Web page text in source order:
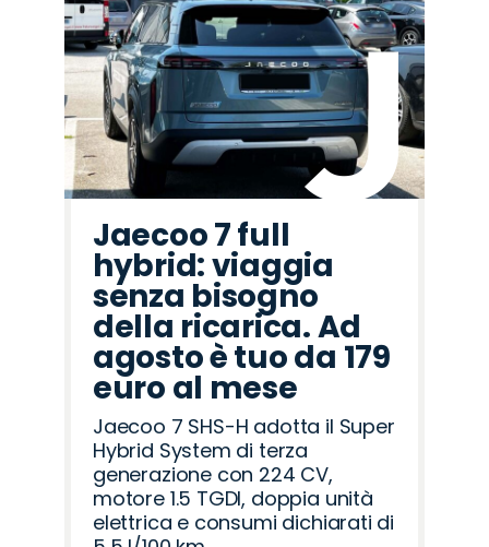
Jaecoo 7 full
hybrid: viaggia
senza bisogno
della ricarica. Ad
agosto è tuo da 179
euro al mese
Jaecoo 7 SHS-H adotta il Super
Hybrid System di terza
generazione con 224 CV,
motore 1.5 TGDI, doppia unità
elettrica e consumi dichiarati di